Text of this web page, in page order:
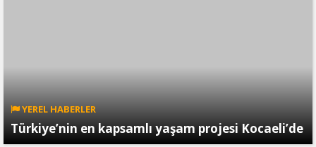
YEREL HABERLER
Türkiye’nin en kapsamlı yaşam projesi Kocaeli’de